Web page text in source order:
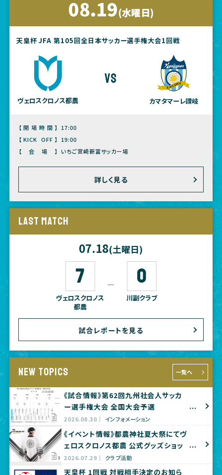
08.19(水曜日)
天皇杯 JFA 第105回全日本サッカー選手権大会1回戦
ヴェロスクロノス都農
vs
カマタマーレ讃岐
【開場時間】
17:00
【KICK OFF】
19:00
【会場】
いちご宮崎新富サッカー場
詳しく見る
LAST MATCH
07.18(土曜日)
7
ヴェロスクロノス
都農
― 0
川副クラブ
試合レポートを見る
NEW TOPICS 一覧へ
《試合情報》第62回九州社会人サッカ
ー選手権大会 全国大会予選
2026.08.30 インフォメーション
《イベント情報》都農神社夏大祭にてヴ
ェロスクロノス都農 公式グッズショッ
プ出店のお知らせ
2026.07.29 クラブ活動
天皇杯 1回戦 対戦相手決定のお知ら